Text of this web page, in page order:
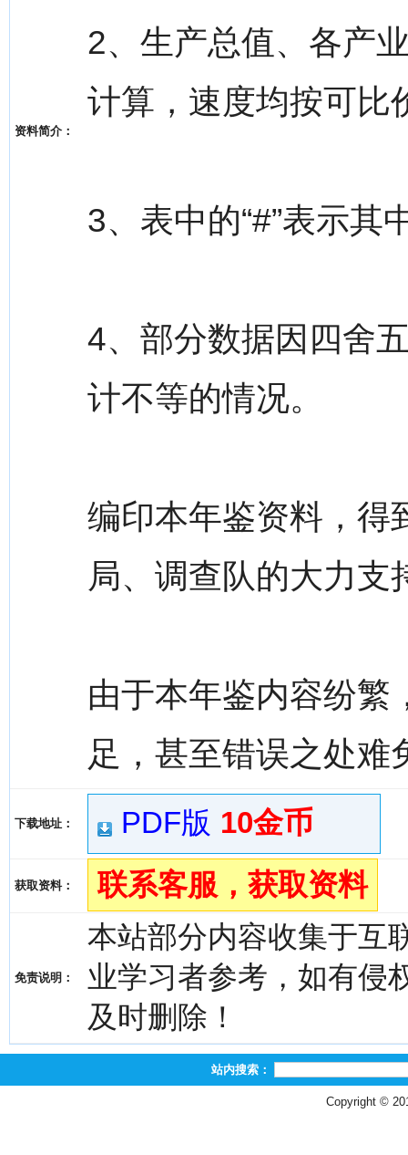
资料简介：
2、生产总值、各产
计算，速度均按可比
3、表中的“#”表示其
4、部分数据因四舍
计不等的情况。
编印本年鉴资料，得
局、调查队的大力支
由于本年鉴内容纷繁
足，甚至错误之处难
下载地址： PDF版 10金币
获取资料： 联系客服，获取资料
免责说明：
本站部分内容收集于互
业学习者参考，如有侵
及时删除！
站内搜索：
Copyright ©